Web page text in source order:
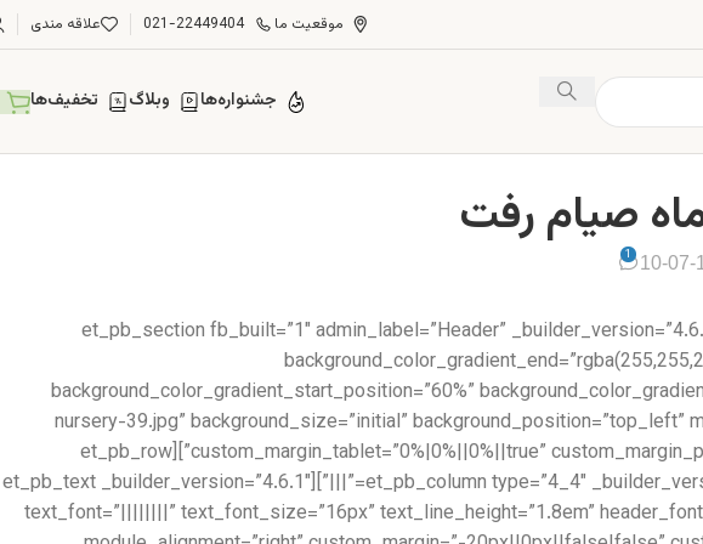
موقعیت ما 021-22449404 علاقه مندی
جشنواره‌ها وبلاگ تخفیف‌ها
1
[et_pb_section fb_built=”1″ admin_label=”Header”
background_color_gradient_start_position=”60%”
nursery-39.jpg” background_size=”initial”
custom_margin_tablet=”0%|0%||0%||true” custom_margin_phone=”” custom_margin_last_edited=”on|desktop” custom_padding=”||||false|false” collapsed=”off”][et_pb_row
_builder_version=”3.25″ collapsed=”off”][et_pb_column type=”4_4″ _builder_version=”3.25″ custom_padding=”|||” custom_padding__hover=”|||”][et_pb_text _builder_version=”4.6.1″
text_font=”||||||||” text_font_size=”16px” text_line_height=”1.8em”